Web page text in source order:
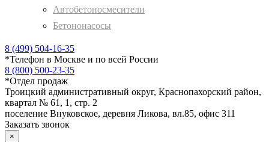
Автобетоносмесители
Бетононасосы
8 (499) 504-16-35
*Телефон в Москве и по всей России
8 (800) 500-23-35
*Отдел продаж
Троицкий административный округ, Краснопахорский район,
квартал № 61, 1, стр. 2
поселение Внуковское, деревня Ликова, вл.85, офис 311
Заказать звонок
×